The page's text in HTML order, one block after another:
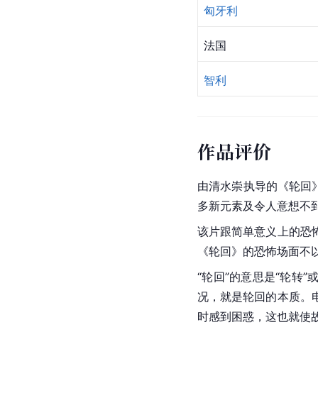
匈牙利
法国
智利
作品评价
由清水崇执导的《轮回
多新元素及令人意想不
该片跟简单意义上的恐
《轮回》的恐怖场面
“轮回”的意思是“轮转
况，就是轮回的本质。
时感到困惑，这也就使